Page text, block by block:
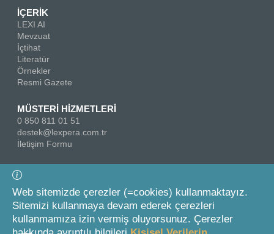
İÇERİK
LEXI AI
Mevzuat
İçtihat
Literatür
Örnekler
Resmi Gazete
MÜSTERİ HİZMETLERİ
0 850 811 01 51
destek@lexpera.com.tr
İletişim Formu
Bizi Takip Edin
Web sitemizde çerezler (=cookies) kullanmaktayız.
Sitemizi kullanmaya devam ederek çerezleri
kullanmamıza izin vermiş oluyorsunuz. Çerezler